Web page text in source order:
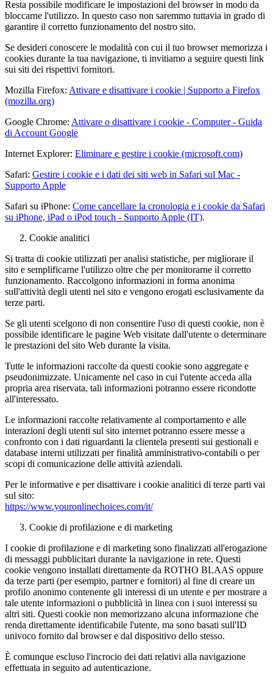
Resta possibile modificare le impostazioni del browser in modo da
bloccarne l'utilizzo. In questo caso non saremmo tuttavia in grado di
garantire il corretto funzionamento del nostro sito.
Se desideri conoscere le modalità con cui il tuo browser memorizza i
cookies durante la tua navigazione, ti invitiamo a seguire questi link
sui siti dei rispettivi fornitori.
Mozilla Firefox: Attivare e disattivare i cookie | Supporto a Firefox
(mozilla.org)
Google Chrome: Attivare o disattivare i cookie - Computer - Guida
di Account Google
Internet Explorer: Eliminare e gestire i cookie (microsoft.com)
Safari: Gestire i cookie e i dati dei siti web in Safari sul Mac -
Supporto Apple
Safari su iPhone: Come cancellare la cronologia e i cookie da Safari
su iPhone, iPad o iPod touch - Supporto Apple (IT).
Cookie analitici
Si tratta di cookie utilizzati per analisi statistiche, per migliorare il
sito e semplificarne l'utilizzo oltre che per monitorarne il corretto
funzionamento. Raccolgono informazioni in forma anonima
sull'attività degli utenti nel sito e vengono erogati esclusivamente da
terze parti.
Se gli utenti scelgono di non consentire l'uso di questi cookie, non è
possibile identificare le pagine Web visitate dall'utente o determinare
le prestazioni del sito Web durante la visita.
Tutte le informazioni raccolte da questi cookie sono aggregate e
pseudonimizzate. Unicamente nel caso in cui l'utente acceda alla
propria area riservata, tali informazioni potranno essere ricondotte
all'interessato.
Le informazioni raccolte relativamente al comportamento e alle
interazioni degli utenti sul sito internet potranno essere messe a
confronto con i dati riguardanti la clientela presenti sui gestionali e
database interni utilizzati per finalità amministrativo-contabili o per
scopi di comunicazione delle attività aziendali.
Per le informative e per disattivare i cookie analitici di terze parti vai
sul sito:
https://www.youronlinechoices.com/it/
Cookie di profilazione e di marketing
I cookie di profilazione e di marketing sono finalizzati all'erogazione
di messaggi pubblicitari durante la navigazione in rete. Questi
cookie vengono installati direttamente da ROTHO BLAAS oppure
da terze parti (per esempio, partner e fornitori) al fine di creare un
profilo anonimo contenente gli interessi di un utente e per mostrare a
tale utente informazioni o pubblicità in linea con i suoi interessi su
altri siti. Questi cookie non memorizzano alcuna informazione che
renda direttamente identificabile l'utente, ma sono basati sull'ID
univoco fornito dal browser e dal dispositivo dello stesso.
È comunque escluso l'incrocio dei dati relativi alla navigazione
effettuata in seguito ad autenticazione.